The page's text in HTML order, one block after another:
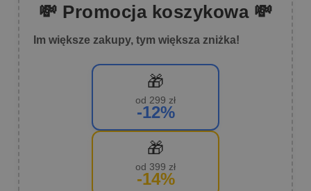
💸 Promocja koszykowa 💸
Im większe zakupy, tym większa zniżka!
🎁
od 299 zł
-12%
🎁
od 399 zł
-14%